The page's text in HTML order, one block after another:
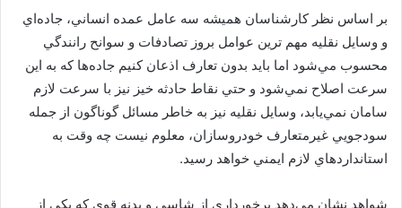
بر اساس نظر کارشناسان هميشه سه عامل عمده انساني، جاده‌اي
و وسايل نقليه مهم ترين عوامل بروز تصادفات و سوانح رانندگي
محسوب مي‌شود اما بايد بدون تعارف اذعان کنيم جاده‌ها که به اين
سرعت اصلاح نمي‌شود و حتي نقاط حادثه خيز نيز با سرعت لازم
سامان نمي‌يابد، وسايل نقليه نيز به خاطر مسائل گوناگون از جمله
سودجويي غيرمتعارف خودروسازان، معلوم نيست چه وقت به
استانداردهاي لازم ايمني خواهد رسيد.
شواهد نشان مي‌دهد برخورداري از شاسي و بدنه قوي که يکي از